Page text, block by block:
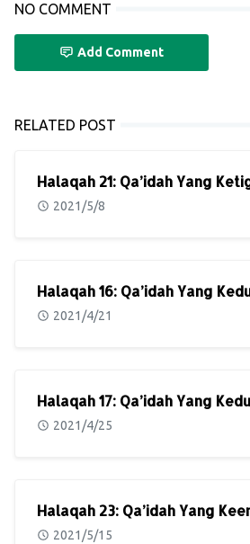
NO COMMENT
Add Comment
RELATED POST
Halaqah 21: Qa’idah Yang
2021/5/8
Halaqah 16: Qa’idah Yang
2021/4/21
Halaqah 17: Qa’idah Yang
2021/4/25
Halaqah 23: Qa’idah Yang
2021/5/15